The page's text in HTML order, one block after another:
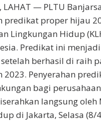
LAHAT — PLTU
predikat proper hijau
Lingkungan Hidup
Predikat ini
berhasil di raih
2023. Penyerahan
bagi
langsung oleh
di Jakarta, Selasa (8/